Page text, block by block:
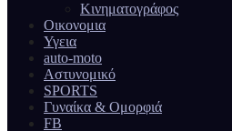
Κινηματογράφος
Οικονομια
Υγεια
auto-moto
Αστυνομικό
SPORTS
Γυναίκα & Ομορφιά
FB